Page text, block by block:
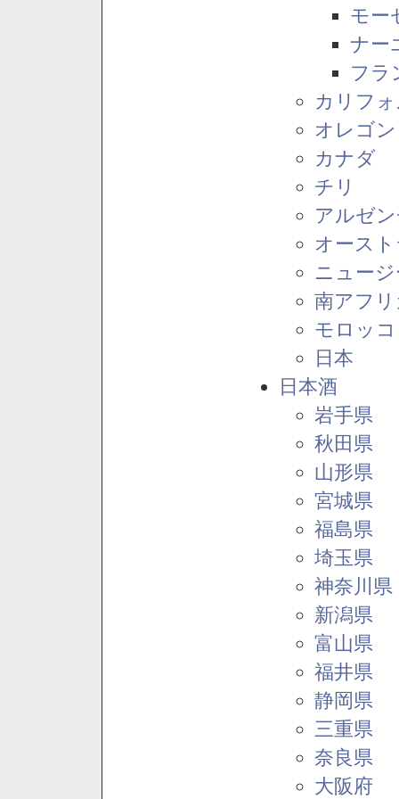
モー
ナー
フラ
カリフ
オレゴ
カナダ
チリ
アルゼ
オース
ニュー
南アフ
モロッコ
日本
日本酒
岩手県
秋田県
山形県
宮城県
福島県
埼玉県
神奈川県
新潟県
富山県
福井県
静岡県
三重県
奈良県
大阪府